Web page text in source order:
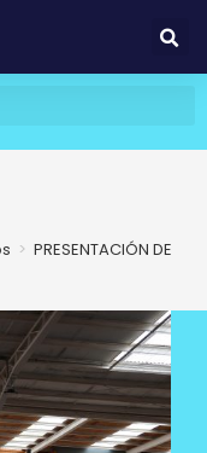
> PRESENTACIÓN DE